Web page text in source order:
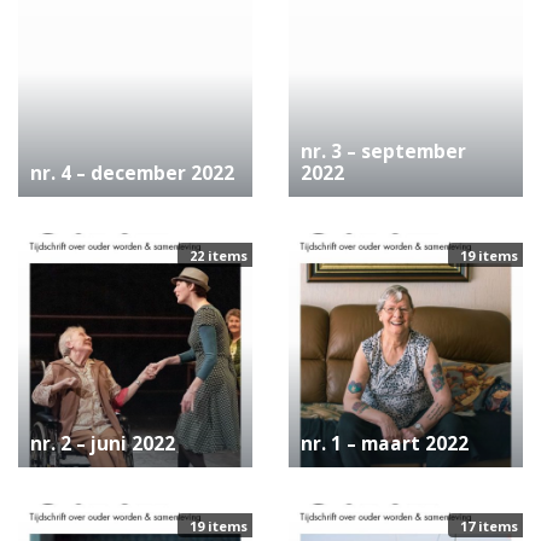
nr. 4 – december 2022
nr. 3 – september
2022
22 items
nr. 2 – juni 2022
19 items
nr. 1 – maart 2022
19 items 17 items